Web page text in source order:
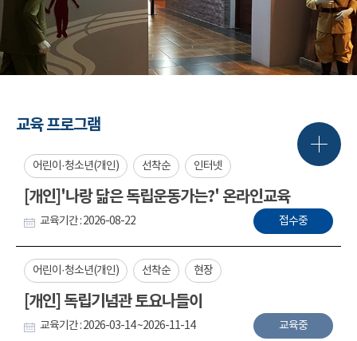
교육 프로그램
어린이·청소년(개인) 선착순 인터넷
[개인]'나랑 닮은 독립운동가는?' 온라인교육
교육기간 : 2026-08-22 접수중
어린이·청소년(개인) 선착순 현장
[개인] 독립기념관 토요나들이
교육기간 : 2026-03-14 ~2026-11-14 교육중